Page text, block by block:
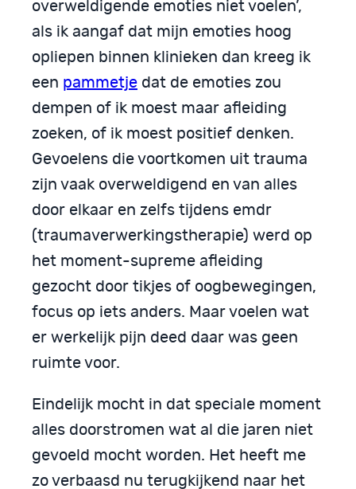
overweldigende emoties niet voelen’,
als ik aangaf dat mijn emoties hoog
opliepen binnen klinieken dan kreeg ik
een pammetje dat de emoties zou
dempen of ik moest maar afleiding
zoeken, of ik moest positief denken.
Gevoelens die voortkomen uit trauma
zijn vaak overweldigend en van alles
door elkaar en zelfs tijdens emdr
(traumaverwerkingstherapie) werd op
het moment-supreme afleiding
gezocht door tikjes of oogbewegingen,
focus op iets anders. Maar voelen wat
er werkelijk pijn deed daar was geen
ruimte voor.
Eindelijk mocht in dat speciale moment
alles doorstromen wat al die jaren niet
gevoeld mocht worden. Het heeft me
zo verbaasd nu terugkijkend naar het